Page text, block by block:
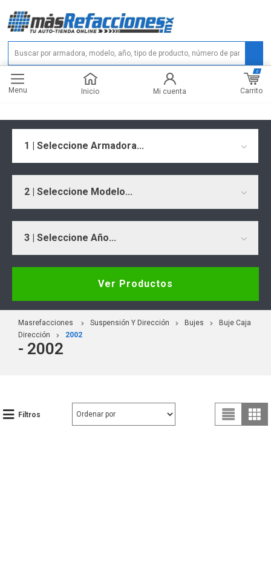
Menu Inicio Mi cuenta Carrito
0
1 | Seleccione Armadora...
2 | Seleccione Modelo...
3 | Seleccione Año...
Ver Productos
Masrefacciones Suspensión Y Dirección Bujes
Buje Caja
Dirección
2002
- 2002
Filtros